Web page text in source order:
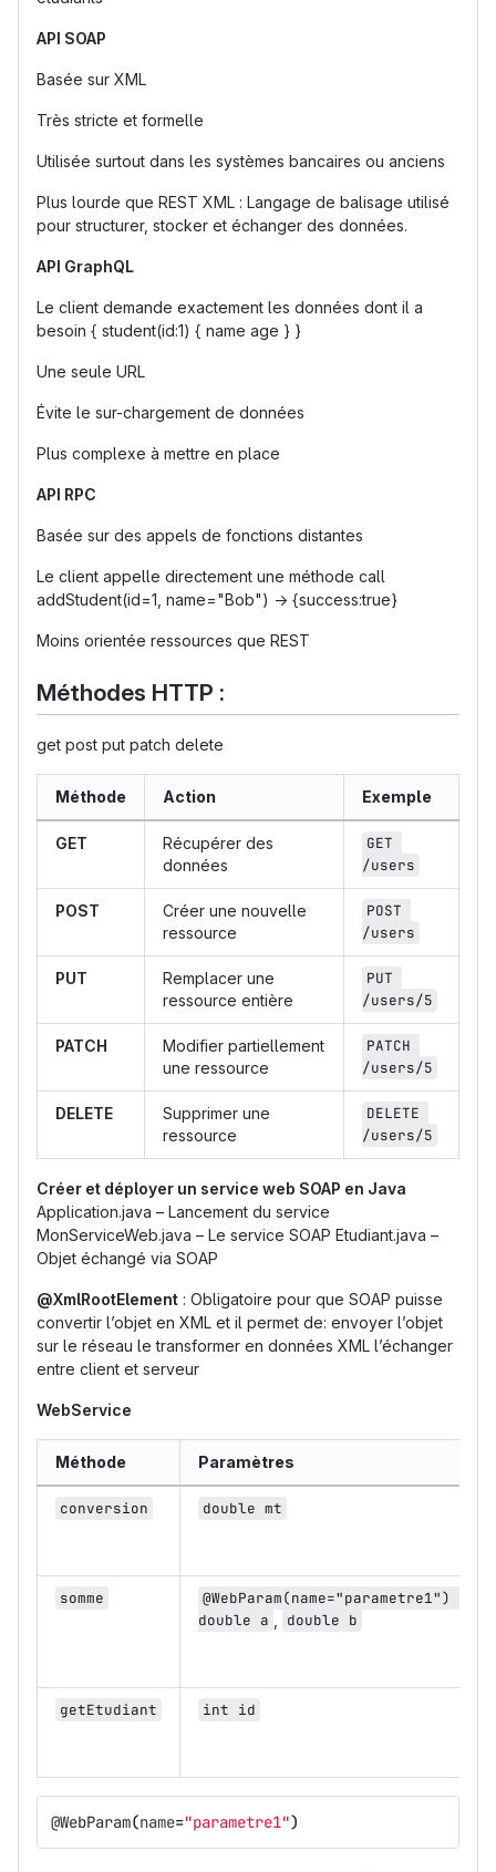
API SOAP
Basée sur XML
Très stricte et formelle
Utilisée surtout dans les systèmes bancaires ou anciens
Plus lourde que REST XML : Langage de balisage utilisé
pour structurer, stocker et échanger des données.
API GraphQL
Le client demande exactement les données dont il a
besoin { student(id:1) { name age } }
Une seule URL
Évite le sur-chargement de données
Plus complexe à mettre en place
API RPC
Basée sur des appels de fonctions distantes
Le client appelle directement une méthode call
addStudent(id=1, name="Bob") → {success:true}
Moins orientée ressources que REST
Méthodes HTTP :
get post put patch delete
Méthode Action Exemple
GET
Récupérer des
données
GET
/users
POST
Créer une nouvelle
ressource
POST
/users
PUT
Remplacer une
ressource entière
PUT
/users/5
PATCH
Modifier partiellement
une ressource
PATCH
/users/5
DELETE
Supprimer une
ressource
DELETE
/users/5
Créer et déployer un service web SOAP en Java
Application.java – Lancement du service
MonServiceWeb.java – Le service SOAP Etudiant.java –
Objet échangé via SOAP
@XmlRootElement : Obligatoire pour que SOAP puisse
convertir l’objet en XML et il permet de: envoyer l’objet
sur le réseau le transformer en données XML l’échanger
entre client et serveur
WebService
Méthode Paramètres
conversion double mt
somme
@WebParam(name="parametre1")
double a
double b
getEtudiant int id
@WebParam(name="parametre1")